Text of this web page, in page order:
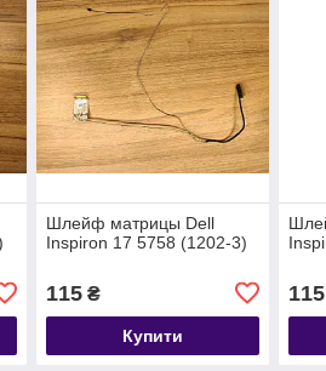
Шлейф матрицы Dell
Inspiron 17 5758 (1202-3)
115₴
Купити
115